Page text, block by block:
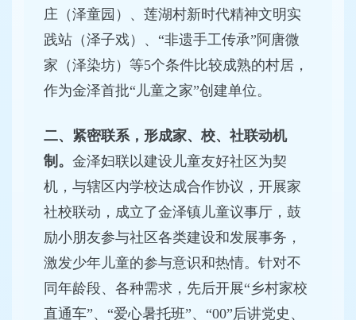
庄（泽童园）、莲湖村新时代精神文明实
践站（泽子戏）、“非遗手工传承”阿唐微
家（泽染坊）等5个条件比较成熟的村居，
作为金泽首批“儿童之家”创建单位。
二、紧密联系，形成家、校、社联动机
制。 金泽妇联以建设儿童友好社区为契
机，与辖区内学校达成合作协议，开展家
社校联动，成立了金泽镇儿童议事厅，鼓
励小朋友参与社区各类建设和发展事务，
激发少年儿童的参与意识和热情。针对不
同年龄段、各种需求，先后开展“乡村家校
直通车”、“爱心暑托班”、“00”后讲党史、